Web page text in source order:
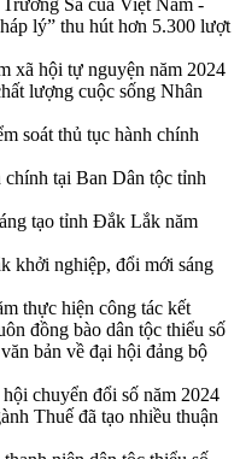
Sa của Việt Nam -
lý” thu hút hơn 5.300 lượt
xã hội tự nguyện năm 2024
lượng cuộc sống Nhân
soát thủ tục hành chính
chính tại Ban Dân tộc tỉnh
tạo tỉnh Đắk Lắk năm
khởi nghiệp, đổi mới sáng
thực hiện công tác kết
đồng bào dân tộc thiểu số
bản về đại hội đảng bộ
chuyển đổi số năm 2024
Thuế đã tạo nhiều thuận